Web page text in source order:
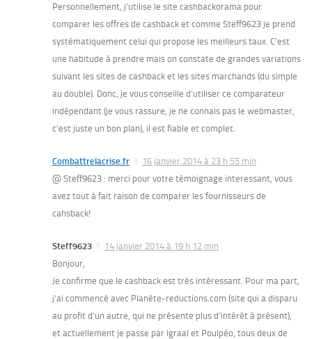
Personnellement, j’utilise le site cashbackorama pour
comparer les offres de cashback et comme Steff9623 je prend
systématiquement celui qui propose les meilleurs taux. C’est
une habitude à prendre mais on constate de grandes variations
suivant les sites de cashback et les sites marchands (du simple
au double). Donc, je vous conseille d’utiliser ce comparateur
indépendant (je vous rassure, je ne connais pas le webmaster,
c’est juste un bon plan), il est fiable et complet.
Combattrelacrise.fr
16 janvier 2014 à 23 h 55 min
@ Steff9623 : merci pour votre témoignage interessant, vous
avez tout à fait raison de comparer les fournisseurs de
cahsback!
Steff9623
14 janvier 2014 à 19 h 12 min
Bonjour,
Je confirme que le cashback est très intéressant. Pour ma part,
j’ai commencé avec Planète-reductions.com (site qui a disparu
au profit d’un autre, qui ne présente plus d’intérêt à présent),
et actuellement je passe par Igraal et Poulpéo, tous deux de